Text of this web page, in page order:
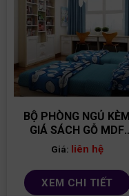
BỘ PHÒNG NGỦ KÈM
GIÁ SÁCH GỖ MDF
PNBT10
Giá: liên hệ
XEM CHI TIẾT